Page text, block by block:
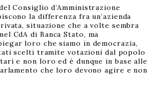
Consiglio d’Amministrazione
la differenza fra un’azienda
situazione che a volte sembra
CdA di Banca Stato, ma
loro che siamo in democrazia,
scelti tramite votazioni dal popolo
e non loro ed è dunque in base alle
che loro devono agire e non